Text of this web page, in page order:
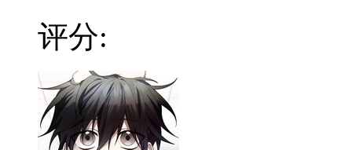
评分: